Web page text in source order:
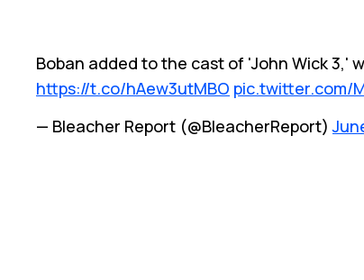
Boban added to the cast of 'John Wick 3,'
https://t.co/hAew3utMBO pic.twitter.com/
— Bleacher Report (@BleacherReport)